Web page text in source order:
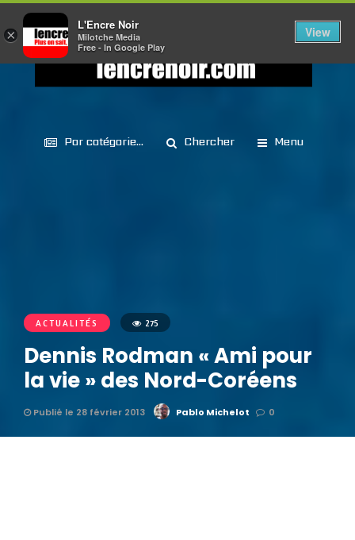
Par catégorie... Chercher Menu
ACTUALITÉS 275
Dennis Rodman « Ami pour
la vie » des Nord-Coréens
Publié le 28 février 2013 Pablo Michelot 0
×
L'Encre Noir
Milotche Media
Free - In Google Play
View